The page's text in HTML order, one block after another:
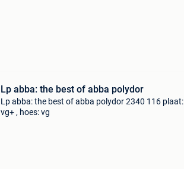
Lp abba: the best of abba polydor
Lp abba: the best of abba polydor 2340 116 plaat:
vg+ , hoes: vg